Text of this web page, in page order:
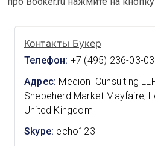
Контакты Букер
Телефон: +7 (495) 236-03-03
Адрес: Medioni Cunsulting
Shepeherd Market Mayfaire,
United Kingdom
Skype: echo123